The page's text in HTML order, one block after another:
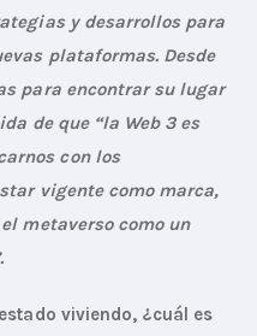
y desarrollos para
plataformas. Desde
para encontrar su lugar
de que “la Web 3 es
con los
vigente como marca,
metaverso como un
viviendo, ¿cuál es